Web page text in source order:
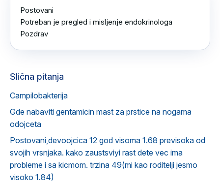
Postovani
Potreban je pregled i misljenje endokrinologa
Pozdrav
Slična pitanja
Campilobakterija
Gde nabaviti gentamicin mast za prstice na nogama
odojceta
Postovani,devoojcica 12 god visoma 1.68 previsoka od
svojih vrsnjaka. kako zaustsviyi rast dete vec ima
probleme i sa kicmom. trzina 49(mi kao roditelji jesmo
visoko 1.84)